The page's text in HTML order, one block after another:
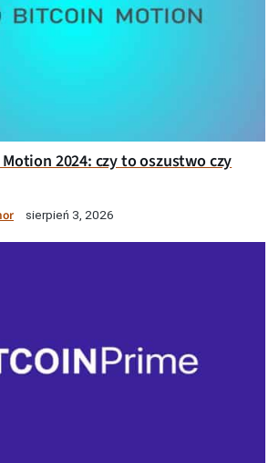
2024: czy to oszustwo czy
sierpień 3, 2026